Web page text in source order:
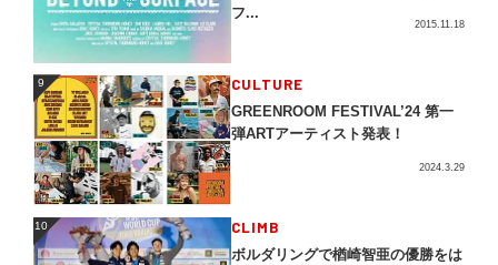
フ...
2015.11.18
9 CULTURE
GREENROOM FESTIVAL’24 第一
弾ARTアーティスト発表！
2024.3.29
10 CLIMB
ボルダリングで楢崎智亜の優勝をは